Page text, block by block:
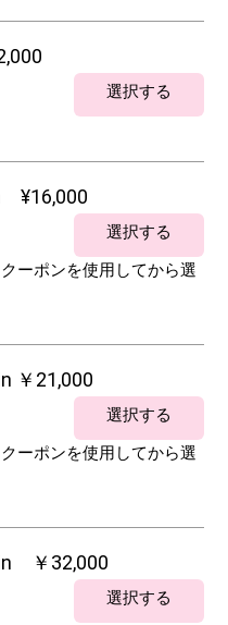
選択する
¥16,000
選択する
ーポンを使用してから選
￥21,000
選択する
ーポンを使用してから選
￥32,000
選択する